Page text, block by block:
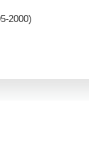
2000)